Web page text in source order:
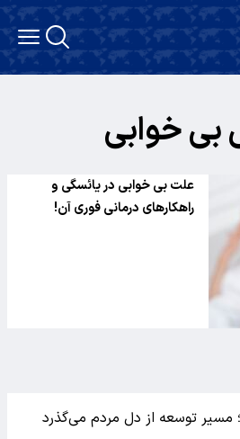
بی خوابی
علت بی خوابی در یائسگی و
راهکارهای درمانی فوری آن!
مسیر توسعه از دل مردم می‌گذرد